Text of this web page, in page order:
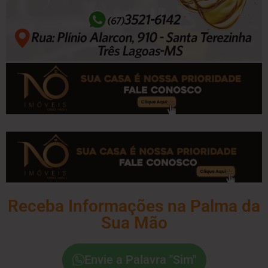
Receba Informações na Palma da
Sua Mão
Envie a Palavra "Sim"